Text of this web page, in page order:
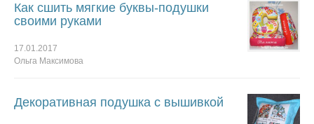
Как сшить мягкие буквы-подушки
своими руками
17.01.2017
Ольга Максимова
Декоративная подушка с вышивкой